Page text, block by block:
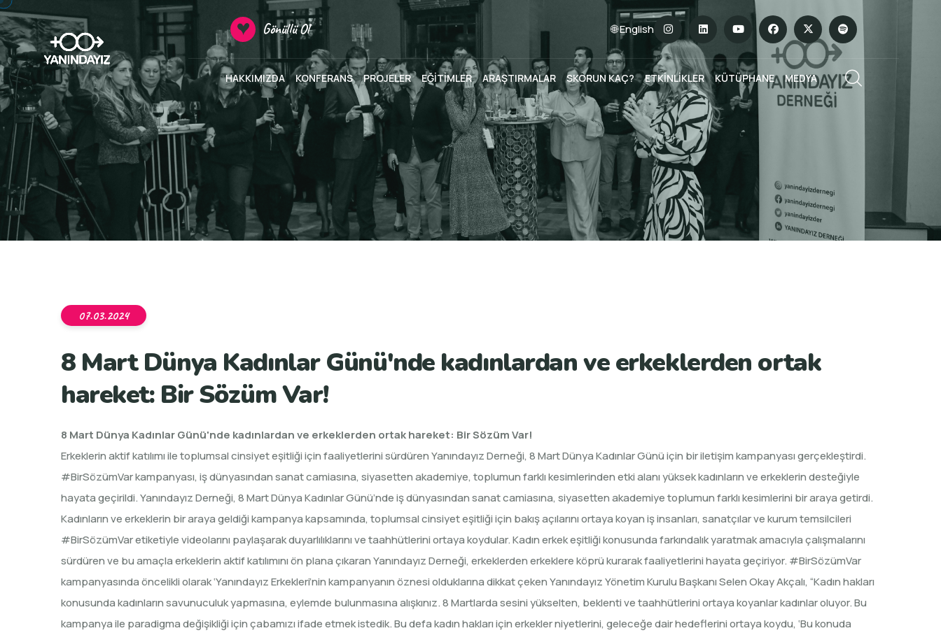
Gönüllü Ol 🌐 English
HAKKIMIZDA KONFERANS PROJELER EĞİTİMLER ARAŞTIRMALAR SKORUN KAÇ? ETKİNLİKLER KÜTÜPHANE MEDYA
07.03.2024
8 Mart Dünya Kadınlar Günü'nde kadınlardan ve erkeklerden ortak
hareket: Bir Sözüm Var!
8 Mart Dünya Kadınlar Günü'nde kadınlardan ve erkeklerden ortak hareket: Bir Sözüm Var!
Erkeklerin aktif katılımı ile toplumsal cinsiyet eşitliği için faaliyetlerini sürdüren Yanındayız Derneği, 8 Mart Dünya Kadınlar Günü için bir iletişim kampanyası gerçekleştirdi.
#BirSözümVar kampanyası, iş dünyasından sanat camiasına, siyasetten akademiye, toplumun farklı kesimlerinden etki alanı yüksek kadınların ve erkeklerin desteğiyle
hayata geçirildi. Yanındayız Derneği, 8 Mart Dünya Kadınlar Günü’nde iş dünyasından sanat camiasına, siyasetten akademiye toplumun farklı kesimlerini bir araya getirdi.
Kadınların ve erkeklerin bir araya geldiği kampanya kapsamında, toplumsal cinsiyet eşitliği için bakış açılarını ortaya koyan iş insanları, sanatçılar ve kurum temsilcileri
#BirSözümVar etiketiyle videolarını paylaşarak duyarlılıklarını ve taahhütlerini ortaya koydular. Kadın erkek eşitliği konusunda farkındalık yaratmak amacıyla çalışmalarını
sürdüren ve bu amaçla erkeklerin aktif katılımını ön plana çıkaran Yanındayız Derneği, erkeklerden erkeklere köprü kurarak faaliyetlerini hayata geçiriyor. #BirSözümVar
kampanyasında öncelikli olarak ‘Yanındayız Erkekleri’nin kampanyanın öznesi olduklarına dikkat çeken Yanındayız Yönetim Kurulu Başkanı Selen Okay Akçalı, “Kadın hakları
konusunda kadınların savunuculuk yapmasına, eylemde bulunmasına alışkınız. 8 Martlarda sesini yükselten, beklenti ve taahhütlerini ortaya koyanlar kadınlar oluyor. Bu
kampanya ile paradigma değişikliği için çabamızı ifade etmek istedik. Bu defa kadın hakları için erkekler niyetlerini, geleceğe dair hedeflerini ortaya koydu, ‘Bu konuda